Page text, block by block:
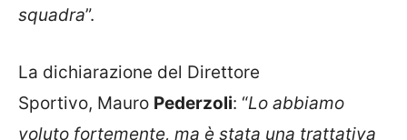
squadra”.
La dichiarazione del Direttore
Sportivo, Mauro Pederzoli: “Lo abbiamo
voluto fortemente, ma è stata una trattativa